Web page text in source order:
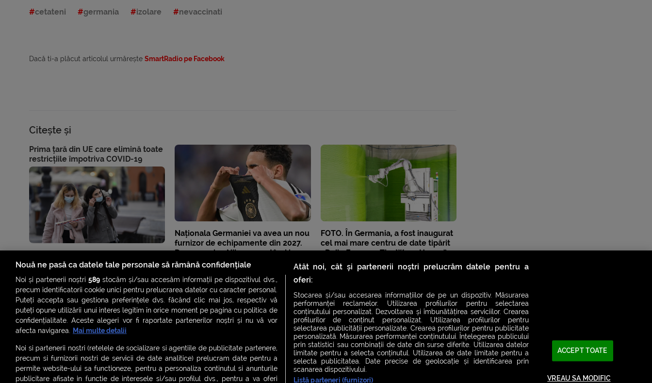
cetateni germania izolare nevaccinati
Dacă ti-a plăcut articolul urmărește SmartRadio pe Facebook
Citește și
Prima țară din UE care elimină toate
restricțiile împotriva COVID-19
Naționala Germaniei va avea un nou
furnizor de echipamente din 2027.
De ce au ales Nike, renunțând la
Adidas?
FOTO. În Germania, a fost inaugurat
cel mai mare centru de date tipărit
3D din Europa, „The Wave House”.
Cum arată clădirea imprimată?
Nouă ne pasă ca datele tale personale să rămână confidențiale
Noi și partenerii noștri589 stocăm și/sau accesăm informații pe dispozitivul dvs.,
precum identificatorii cookie unici pentru prelucrarea datelor cu caracter personal.
Puteți accepta sau gestiona preferințele dvs. făcând clic mai jos, respectiv vă
puteți opune utilizării unui interes legitim în orice moment pe pagina cu politica de
confidențialitate. Aceste alegeri vor fi raportate partenerilor noștri și nu vă vor
afecta navigarea. Mai multe detalii
Noi si partenerii nostri (retelele de socializare si agentiile de publicitate partenere,
precum si furnizorii nostri de servicii de date analitice) prelucram date pentru a
permite website-ului sa functioneze, pentru a personaliza continutul si anunturile
publicitare afisate in functie de interesele si/sau profilul dvs., pentru a va oferi
Atât noi, cât și partenerii noștri prelucrăm datele pentru a
oferi:
Stocarea și/sau accesarea informațiilor de pe un dispozitiv. Măsurarea
performanței reclamelor. Utilizarea profilurilor pentru selectarea
conținutului personalizat. Dezvoltarea și îmbunătățirea serviciilor. Crearea
profilurilor de conținut personalizat. Utilizarea profilurilor pentru
selectarea publicității personalizate. Crearea profilurilor pentru publicitate
personalizată. Măsurarea performanței conținutului. Înțelegerea publicului
prin statistici sau combinații de date din surse diferite. Utilizarea datelor
limitate pentru a selecta conținutul. Utilizarea de date limitate pentru a
selecta publicitatea. Date precise de geolocație și identificarea prin
scanarea dispozitivului.
Listă parteneri (furnizori)
ACCEPT TOATE
VREAU SA MODIFIC